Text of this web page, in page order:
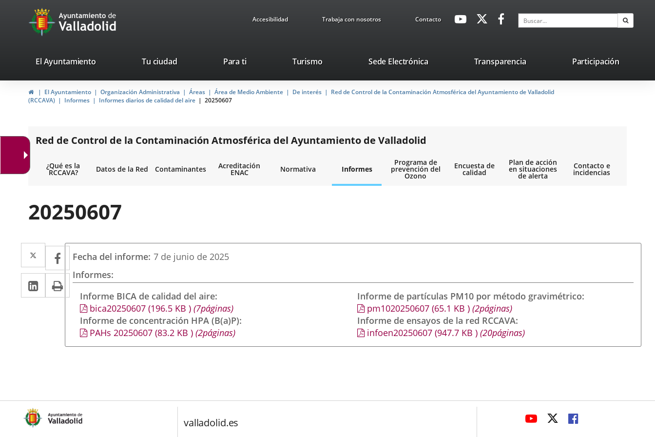
Portal
Web
Ayuntamiento
de
Valladolid
Accesibilidad Trabaja con nosotros ContactoavaHeaderSocial
Enlace
externa.
Enlace
aplicación
externa.
Enlace
aplicación
externa.
Buscar
valladolid.es
El Ayuntamiento Tu ciudad Para ti TurismoEste
se
abrirá
nueva.
Sede ElectrónicaEnlace
una
aplicación
Transparencia Participación
InicioEl Ayuntamiento Organización Administrativa Áreas Área de Medio Ambiente De interés
Red de Control de la Contaminación Atmosférica del Ayuntamiento de Valladolid
(RCCAVA)
Informes Informes diarios de calidad del aire 20250607
Red de Control de la Contaminación Atmosférica del Ayuntamiento de Valladolid
¿Qué es la
RCCAVA? Datos de la Red Contaminantes Acreditación
ENAC Normativa Informes
Programa de
prevención del
Ozono
Encuesta de
calidad
Plan de acción
en situaciones
de alerta
Contacto e
incidencias
20250607
Twitter
Enlace
a
una
aplicación
externa.
Facebook
Enlace
a
una
aplicación
externa.
LinkedIn
Enlace
a
aplicación
externa.
Imprimir
Fecha del informe 7 de junio de 2025
Informes
Informe BICA de calidad del aire
bica20250607(196.5 KB )(7páginas)
Informe de concentración HPA (B(a)P)
PAHs 20250607(83.2 KB )(2páginas)
Informe de partículas PM10 por método gravimétrico
pm1020250607 (65.1 KB) (2páginas)
Informe de ensayos de la red RCCAVA
infoen20250607 (947.7 KB) (20páginas)
valladolid.es
ENLACEENLACEENLACE